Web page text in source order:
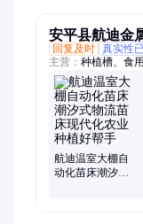
安平县航迪金
回复及时 真实性
主营： 种植槽、食
苗床定做、灌溉苗
出菇架、网格架、
架、喷灌机、花架
统
航迪温室大棚自
动化苗床潮汐式